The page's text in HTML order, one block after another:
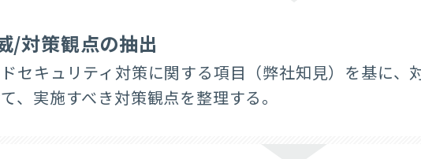
/対策観点の抽出
ドセキュリティ対策に関する項目（弊社知見）を基に
、実施すべき対策観点を整理する。